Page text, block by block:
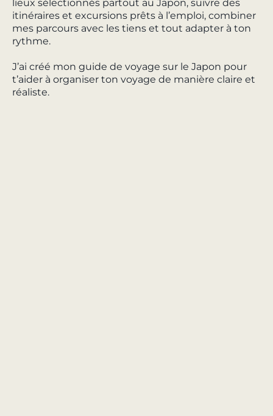
lieux sélectionnés partout au Japon, suivre des
itinéraires et excursions prêts à l’emploi, combiner
mes parcours avec les tiens et tout adapter à ton
rythme.
J’ai créé mon guide de voyage sur le Japon pour
t’aider à organiser ton voyage de manière claire et
réaliste.